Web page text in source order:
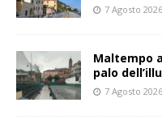
7 Agosto 2026
Maltempo
palo
7 Agosto 2026